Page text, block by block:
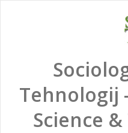
Tehnologij
Science